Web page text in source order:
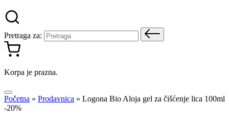
Pretraga za:
Korpa je prazna.
Početna » Prodavnica » Logona Bio Aloja gel za čišćenje lica 100ml
-20%